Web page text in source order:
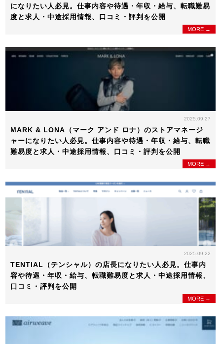
になりたい人必見。仕事内容や待遇・年収・給与、転職難易
度と求人・中途採用情報、口コミ・評判を公開
MORE →
2025.09.27
MARK & LONA（マーク アンド ロナ）のストアマネージ
ャーになりたい人必見。仕事内容や待遇・年収・給与、転職
難易度と求人・中途採用情報、口コミ・評判を公開
MORE →
2025.09.22
TENTIAL（テンシャル）の店長になりたい人必見。仕事内
容や待遇・年収・給与、転職難易度と求人・中途採用情報、
口コミ・評判を公開
MORE →